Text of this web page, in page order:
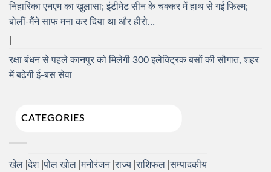
निहारिका एनएम का खुलासा; इंटीमेट सीन के चक्कर में हाथ से गई फिल्म;
बोलीं-मैंने साफ मना कर दिया था और हीरो…
रक्षा बंधन से पहले कानपुर को मिलेगी 300 इलेक्ट्रिक बसों की सौगात, शहर
में बढ़ेगी ई-बस सेवा
CATEGORIES
खेल देश पोल खोल मनोरंजन राज्य राशिफल सम्पादकीय